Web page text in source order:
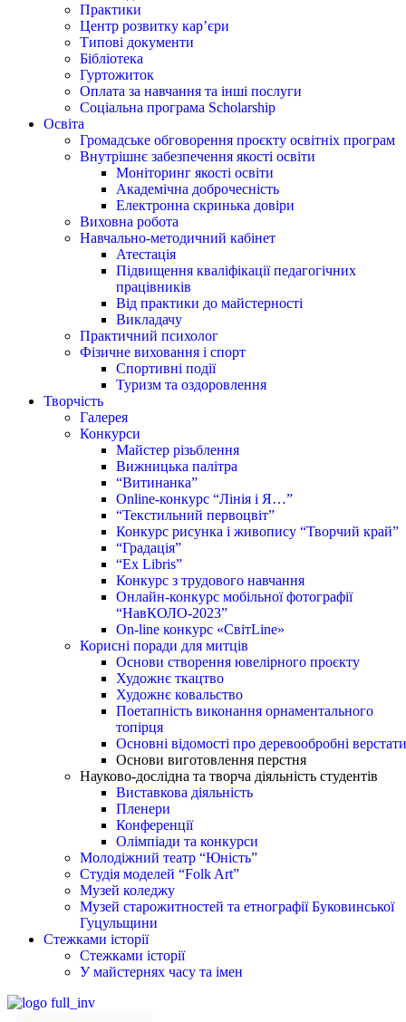
Практики
Центр розвитку кар’єри
Типові документи
Бібліотека
Гуртожиток
Оплата за навчання та інші послуги
Соціальна програма Scholarship
Освіта
Громадське обговорення проєкту освітніх програм
Внутрішнє забезпечення якості освіти
Моніторинг якості освіти
Академічна доброчесність
Електронна скринька довіри
Виховна робота
Навчально-методичний кабінет
Атестація
Підвищення кваліфікації педагогічних
працівників
Від практики до майстерності
Викладачу
Практичний психолог
Фізичне виховання і спорт
Спортивні події
Туризм та оздоровлення
Творчість
Галерея
Конкурси
Майстер різьблення
Вижницька палітра
“Витинанка”
Online-конкурс “Лінія і Я…”
“Текстильний первоцвіт”
Конкурс рисунка і живопису “Творчий край”
“Градація”
“Ex Libris”
Конкурс з трудового навчання
Онлайн-конкурс мобільної фотографії
“НавКОЛО-2023”
On-line конкурс «СвітLine»
Корисні поради для митців
Основи створення ювелірного проєкту
Художнє ткацтво
Художнє ковальство
Поетапність виконання орнаментального
топірця
Основні відомості про деревообробні верстати
Основи виготовлення перстня
Науково-дослідна та творча діяльність студентів
Виставкова діяльність
Пленери
Конференції
Олімпіади та конкурси
Молодіжний театр “Юність”
Студія моделей “Folk Art”
Музей коледжу
Музей старожитностей та етнографії Буковинської
Гуцульщини
Стежками історії
Стежками історії
У майстернях часу та імен